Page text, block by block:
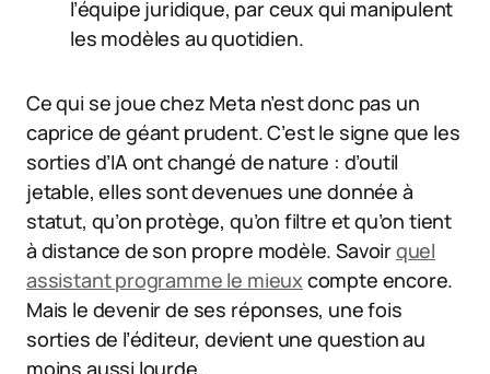
l’équipe juridique, par ceux qui manipulent
les modèles au quotidien.
Ce qui se joue chez Meta n’est donc pas un
caprice de géant prudent. C’est le signe que les
sorties d’IA ont changé de nature : d’outil
jetable, elles sont devenues une donnée à
statut, qu’on protège, qu’on filtre et qu’on tient
à distance de son propre modèle. Savoirquel
assistant programme le mieux compte encore.
Mais le devenir de ses réponses, une fois
sorties de l’éditeur, devient une question au